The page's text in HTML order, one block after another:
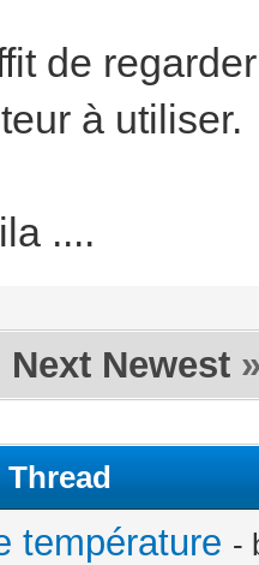
de
à utiliser.
....
Next Newest
température -